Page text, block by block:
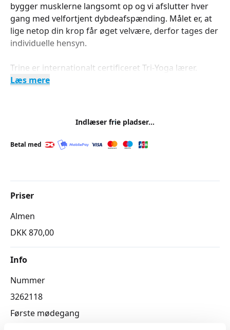
bygger musklerne langsomt op og vi afslutter hver
gang med velfortjent dybdeafspænding. Målet er, at
lige netop din krop får øget velvære, derfor tages der
individuelle hensyn.
Trine er internationalt certificeret Tri-Yoga lærer.
Læs mere
Indlæser frie pladser...
Betal med
Priser
Almen
DKK 870,00
Info
Nummer
3262118
Første mødegang